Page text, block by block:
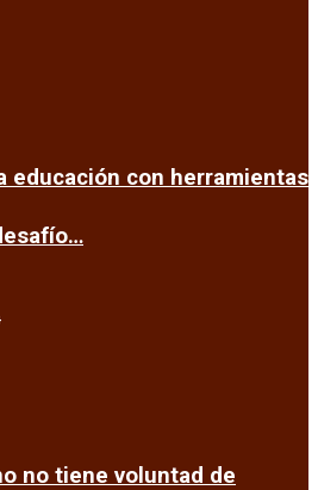
educación con herramientas
no tiene voluntad de